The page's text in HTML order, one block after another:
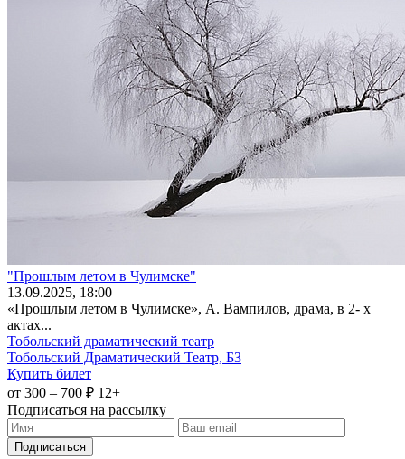
"Прошлым летом в Чулимске"
13.09.2025, 18:00
«Прошлым летом в Чулимске», А. Вампилов, драма, в 2- х
актах...
Тобольский драматический театр
Тобольский Драматический Театр, БЗ
Купить билет
от 300 – 700 ₽ 12+
Подписаться на рассылку